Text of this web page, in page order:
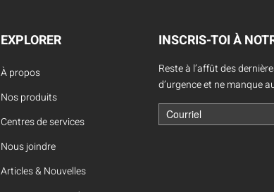
EXPLORER
À propos
Nos produits
Centres de services
Nous joindre
Articles & Nouvelles
INSCRIS-TOI À
Reste à l’affût des
d’urgence et ne manque